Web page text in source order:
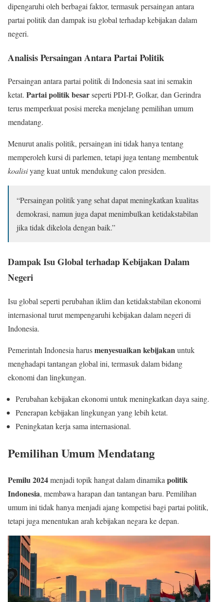
dipengaruhi oleh berbagai faktor, termasuk persaingan antara
partai politik dan dampak isu global terhadap kebijakan dalam
negeri.
Analisis Persaingan Antara Partai Politik
Persaingan antara partai politik di Indonesia saat ini semakin
ketat. Partai politik besarseperti PDI-P, Golkar, dan Gerindra
terus memperkuat posisi mereka menjelang pemilihan umum
mendatang.
Menurut analis politik, persaingan ini tidak hanya tentang
memperoleh kursi di parlemen, tetapi juga tentang membentuk
koalisiyang kuat untuk mendukung calon presiden.
“Persaingan politik yang sehat dapat meningkatkan kualitas
demokrasi, namun juga dapat menimbulkan ketidakstabilan
jika tidak dikelola dengan baik.”
Dampak Isu Global terhadap Kebijakan Dalam
Negeri
Isu global seperti perubahan iklim dan ketidakstabilan ekonomi
internasional turut mempengaruhi kebijakan dalam negeri di
Indonesia.
Pemerintah Indonesia harusmenyesuaikan kebijakanuntuk
menghadapi tantangan global ini, termasuk dalam bidang
ekonomi dan lingkungan.
Perubahan kebijakan ekonomi untuk meningkatkan daya saing.
Penerapan kebijakan lingkungan yang lebih ketat.
Peningkatan kerja sama internasional.
Pemilihan Umum Mendatang
Pemilu 2024menjadi topik hangat dalam dinamika politik
Indonesia, membawa harapan dan tantangan baru. Pemilihan
umum ini tidak hanya menjadi ajang kompetisi bagi partai politik,
tetapi juga menentukan arah kebijakan negara ke depan.